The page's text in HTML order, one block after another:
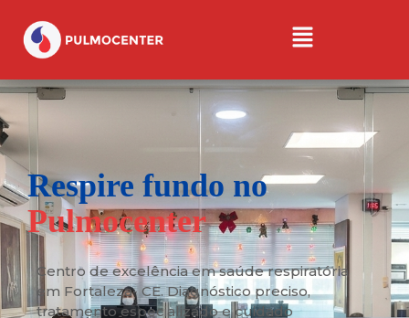
Respire fundo no
Pulmocenter
Centro de excelência em saúde respiratória
em Fortaleza- CE. Diagnóstico preciso,
tratamento especializado e cuidado